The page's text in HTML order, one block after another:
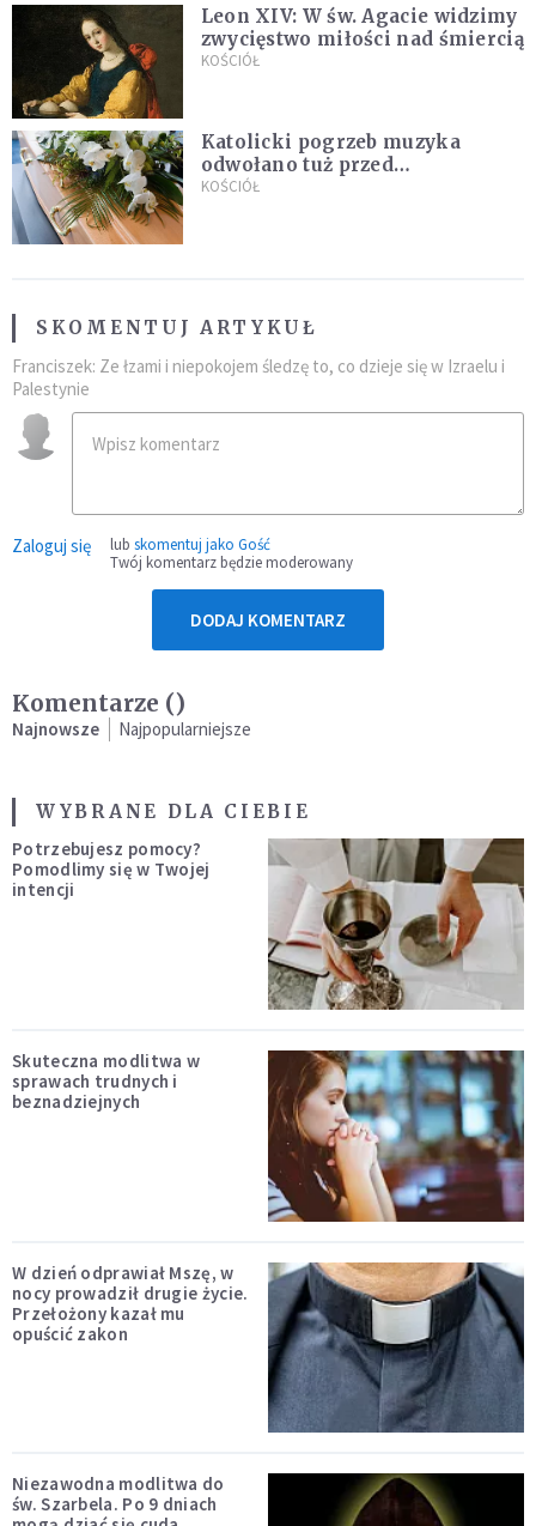
Leon XIV: W św. Agacie widzimy
zwycięstwo miłości nad śmiercią
KOŚCIÓŁ
Katolicki pogrzeb muzyka
odwołano tuż przed
uroczystością. Powodem była
KOŚCIÓŁ
SKOMENTUJ ARTYKUŁ
Franciszek: Ze łzami i niepokojem śledzę to, co dzieje się w Izraelu i
Palestynie
Zaloguj się lub skomentuj jako Gość
Twój komentarz będzie moderowany
DODAJ KOMENTARZ
Komentarze ()
Najnowsze Najpopularniejsze
WYBRANE DLA CIEBIE
Potrzebujesz pomocy?
Pomodlimy się w Twojej
intencji
Skuteczna modlitwa w
sprawach trudnych i
beznadziejnych
W dzień odprawiał Mszę, w
nocy prowadził drugie życie.
Przełożony kazał mu
opuścić zakon
Niezawodna modlitwa do
św. Szarbela. Po 9 dniach